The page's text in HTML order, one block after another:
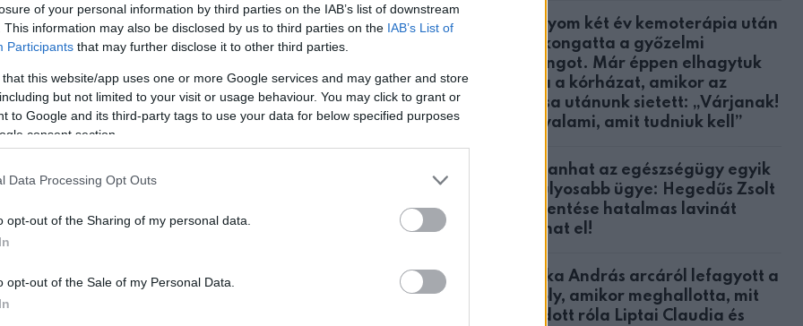
of your personal information by third parties on the IAB’s list of downstream
This information may also be disclosed by us to third parties on the IAB’s List of
Participants that may further disclose it to other third parties.
that this website/app uses one or more Google services and may gather and store
but not limited to your visit or usage behaviour. You may click to grant or
to Google and its third-party tags to use your data for below specified purposes
consent section.
Data Processing Opt Outs
opt-out of the Sharing of my personal data.
opt-out of the Sale of my Personal Data.
amelyről a Meglepetés magazinnak adott interjúban meséltek. A
el, komoly döntéseket hozott a jövőjükkel kapcsolatban.
nem vállalta el, hogy több időt tölthessen a tánciskolájának
A táncművésznő elmondta, hogy soha nem érezte magát ilyen
új életszakasz kezdete, amelyet hosszas sportkarrier és folyamatos
A lányom két év kemoterápia után
megkongatta a győzelmi
harangot. Már éppen elhagytuk
volna a kórházat, amikor az
orvosa utánunk sietett: „Várjanak!
Van valami, amit tudniuk kell”
Robbanhat az egészségügy egyik
legsúlyosabb ügye: Hegedűs Zsolt
feljelentése hatalmas lavinát
indíthat el!
Csonka András arcáról lefagyott a
mosoly, amikor meghallotta, mit
mondott róla Liptai Claudia és